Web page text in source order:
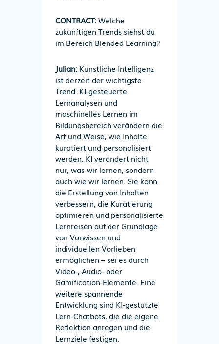
CONTRACT:Welche
zukünftigen Trends siehst du
im Bereich Blended Learning?
Julian:Künstliche Intelligenz
ist derzeit der wichtigste
Trend. KI-gesteuerte
Lernanalysen und
maschinelles Lernen im
Bildungsbereich verändern die
Art und Weise, wie Inhalte
kuratiert und personalisiert
werden. KI verändert nicht
nur, was wir lernen, sondern
auch wie wir lernen. Sie kann
die Erstellung von Inhalten
verbessern, die Kuratierung
optimieren und personalisierte
Lernreisen auf der Grundlage
von Vorwissen und
individuellen Vorlieben
ermöglichen –sei es durch
Video-, Audio- oder
Gamification-Elemente. Eine
weitere spannende
Entwicklung sind KI-gestützte
Lern-Chatbots, die die eigene
Reflektion anregen und die
Lernziele festigen.